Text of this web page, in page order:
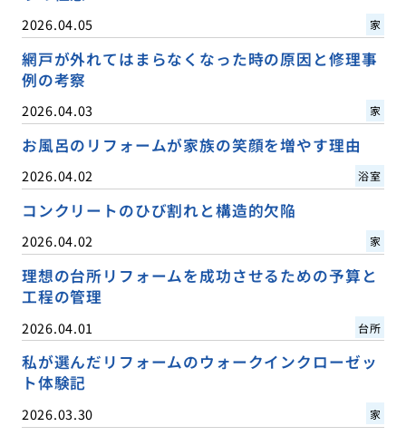
2026.04.05 家
網戸が外れてはまらなくなった時の原因と修理事
例の考察
2026.04.03 家
お風呂のリフォームが家族の笑顔を増やす理由
2026.04.02 浴室
コンクリートのひび割れと構造的欠陥
2026.04.02 家
理想の台所リフォームを成功させるための予算と
工程の管理
2026.04.01 台所
私が選んだリフォームのウォークインクローゼッ
ト体験記
2026.03.30 家